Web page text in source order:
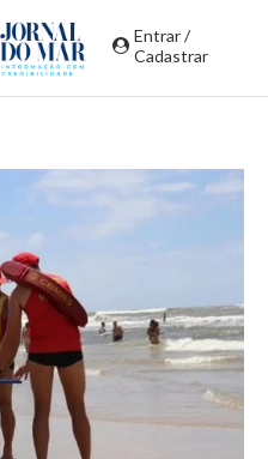
Entrar /
Cadastrar